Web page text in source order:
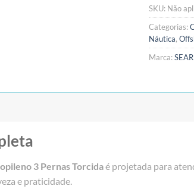
SKU: Não
Categorias:
Náutica,
Marca:
3 Pernas Torcidaé projetada para
e praticidade.